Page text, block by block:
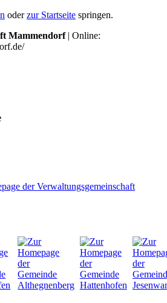
oderzur Startseite springen.
Mammendorf| Online: